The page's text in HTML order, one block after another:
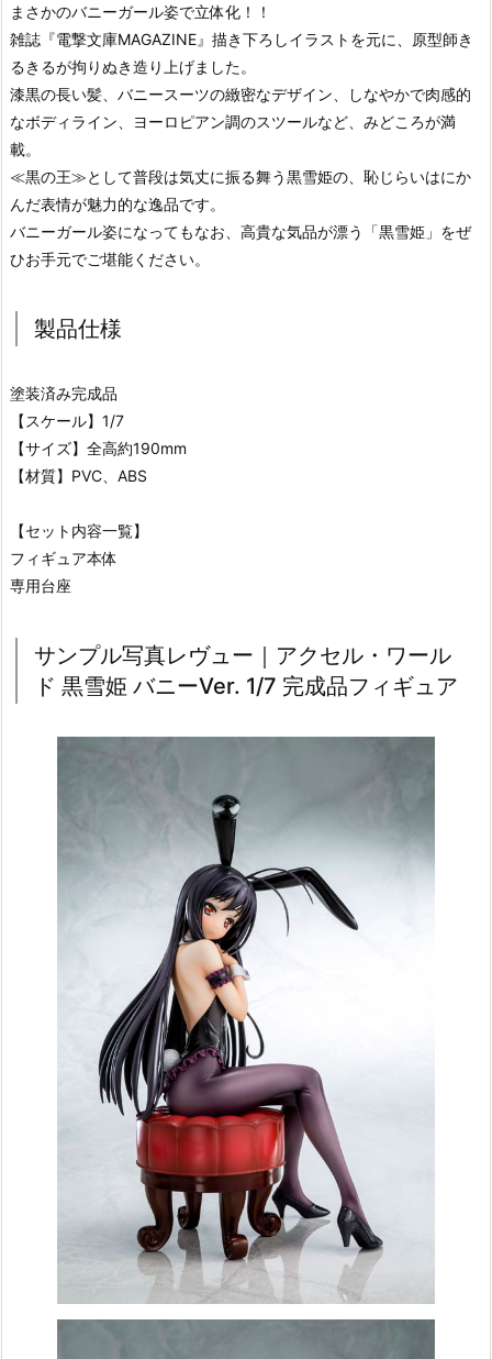
まさかのバニーガール姿で立体化！！
雑誌『電撃文庫MAGAZINE』描き下ろしイラストを元に、原型師き
るきるが拘りぬき造り上げました。
漆黒の長い髪、バニースーツの緻密なデザイン、しなやかで肉感的
なボディライン、ヨーロピアン調のスツールなど、みどころが満
載。
≪黒の王≫として普段は気丈に振る舞う黒雪姫の、恥じらいはにか
んだ表情が魅力的な逸品です。
バニーガール姿になってもなお、高貴な気品が漂う「黒雪姫」をぜ
ひお手元でご堪能ください。
製品仕様
塗装済み完成品
【スケール】1/7
【サイズ】全高約190mm
【材質】PVC、ABS
【セット内容一覧】
フィギュア本体
専用台座
サンプル写真レヴュー｜アクセル・ワール
ド 黒雪姫 バニーVer. 1/7 完成品フィギュア